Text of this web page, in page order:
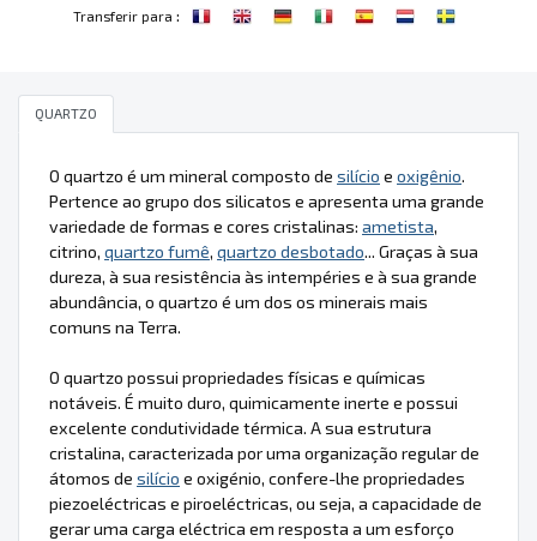
Transferir para :
QUARTZO
O quartzo é um mineral composto de silício e oxigênio.
Pertence ao grupo dos silicatos e apresenta uma grande
variedade de formas e cores cristalinas: ametista,
citrino, quartzo fumê, quartzo desbotado... Graças à sua
dureza, à sua resistência às intempéries e à sua grande
abundância, o quartzo é um dos os minerais mais
comuns na Terra.
O quartzo possui propriedades físicas e químicas
notáveis. É muito duro, quimicamente inerte e possui
excelente condutividade térmica. A sua estrutura
cristalina, caracterizada por uma organização regular de
átomos de silício e oxigénio, confere-lhe propriedades
piezoeléctricas e piroeléctricas, ou seja, a capacidade de
gerar uma carga eléctrica em resposta a um esforço